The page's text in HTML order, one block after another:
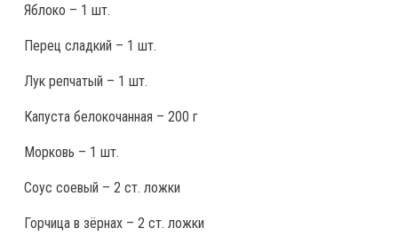
Яблоко – 1 шт.
Перец сладкий – 1 шт.
Лук репчатый – 1 шт.
Капуста белокочанная – 200 г
Морковь – 1 шт.
Соус соевый – 2 ст. ложки
Горчица в зёрнах – 2 ст. ложки